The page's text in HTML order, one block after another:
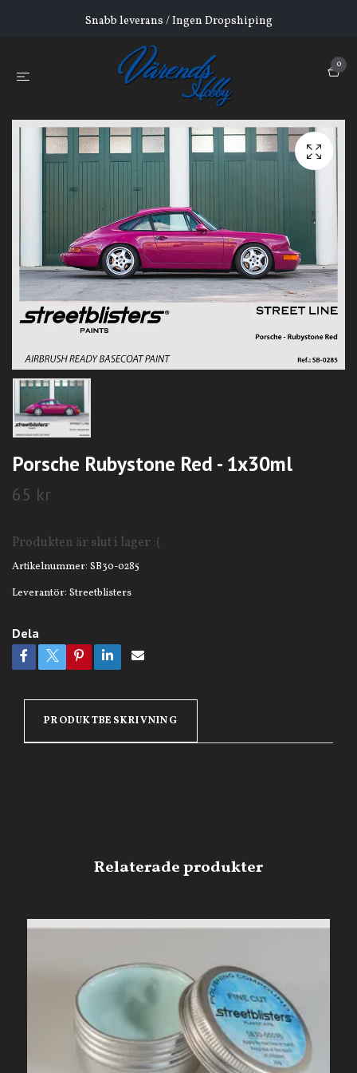
Snabb leverans / Ingen Dropshiping
0
Porsche Rubystone Red - 1x30ml
65 kr
Produkten är slut i lager :(
Artikelnummer: SB30-0285
Leverantör: Streetblisters
Dela
PRODUKTBESKRIVNING